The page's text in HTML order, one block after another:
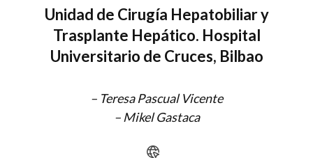
Unidad de Cirugía Hepatobiliar y
Trasplante Hepático. Hospital
Universitario de Cruces, Bilbao
– Teresa Pascual Vicente
– Mikel Gastaca